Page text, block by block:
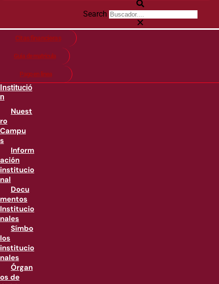
Search
Citas financieras
Guía de matricula
Pago en línea
Institució
n
Nuest
ro
Campu
s
Inform
ación
institucio
nal
Docu
mentos
Institucio
nales
Símbo
los
institucio
nales
Órgan
os de